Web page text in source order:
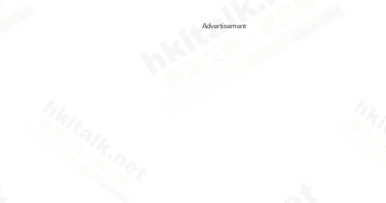
Advertisement